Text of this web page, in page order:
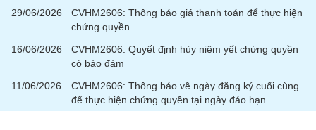
29/06/2026
CVHM2606: Thông báo giá thanh toán để thực hiện
chứng quyền
16/06/2026
CVHM2606: Quyết định hủy niêm yết chứng quyền
có bảo đảm
11/06/2026
CVHM2606: Thông báo về ngày đăng ký cuối cùng
để thực hiện chứng quyền tại ngày đáo hạn
chính